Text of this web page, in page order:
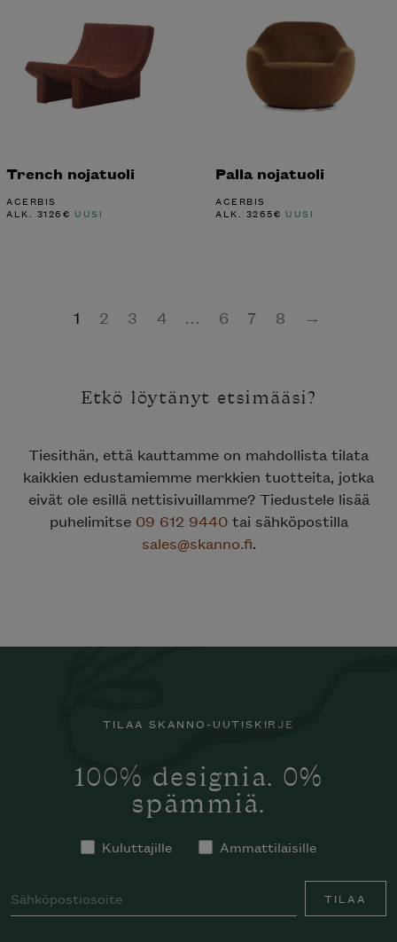
Trench nojatuoli
ACERBIS
ALK. 3126€ UUSI
Palla nojatuoli
ACERBIS
ALK. 3265€ UUSI
1 2 3 4 6 7 8 →
Etkö löytänyt etsimääsi?
Tiesithän, että kauttamme on mahdollista tilata
kaikkien edustamiemme merkkien tuotteita, jotka
eivät ole esillä nettisivuillamme? Tiedustele lisää
puhelimitse 09 612 9440tai sähköpostilla
sales@skanno.fi.
TILAA SKANNO-UUTISKIRJE
100% designia. 0%
spämmiä.
Kuluttajille Ammattilaisille
TILAA